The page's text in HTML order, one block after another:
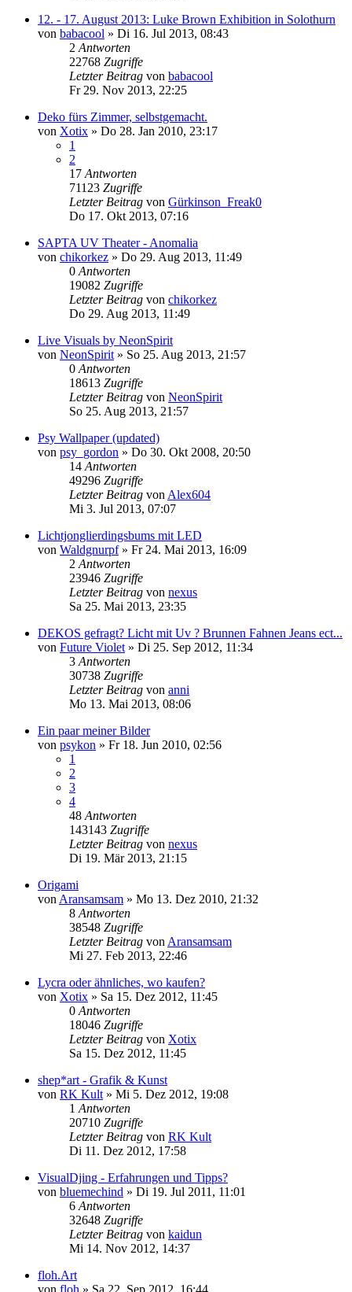
12. - 17. August 2013: Luke Brown Exhibition in Solothurn
von babacool » Di 16. Jul 2013, 08:43
2 Antworten
22768 Zugriffe
Letzter Beitrag von babacool
Fr 29. Nov 2013, 22:25
Deko fürs Zimmer, selbstgemacht.
von Xotix » Do 28. Jan 2010, 23:17
1
2
17 Antworten
71123 Zugriffe
Letzter Beitrag von Gürkinson_Freak0
Do 17. Okt 2013, 07:16
SAPTA UV Theater - Anomalia
von chikorkez » Do 29. Aug 2013, 11:49
0 Antworten
19082 Zugriffe
Letzter Beitrag von chikorkez
Do 29. Aug 2013, 11:49
Live Visuals by NeonSpirit
von NeonSpirit » So 25. Aug 2013, 21:57
0 Antworten
18613 Zugriffe
Letzter Beitrag von NeonSpirit
So 25. Aug 2013, 21:57
Psy Wallpaper (updated)
von psy_gordon » Do 30. Okt 2008, 20:50
14 Antworten
49296 Zugriffe
Letzter Beitrag von Alex604
Mi 3. Jul 2013, 07:07
Lichtjonglierdingsbums mit LED
von Waldgnurpf» Fr 24. Mai 2013, 16:09
2 Antworten
23946 Zugriffe
Letzter Beitrag von nexus
Sa 25. Mai 2013, 23:35
DEKOS gefragt? Licht mit Uv ? Brunnen Fahnen Jeans ect...
von Future Violet » Di 25. Sep 2012, 11:34
3 Antworten
30738 Zugriffe
Letzter Beitrag von anni
Mo 13. Mai 2013, 08:06
Ein paar meiner Bilder
von psykon » Fr 18. Jun 2010, 02:56
1
2
3
4
48 Antworten
143143 Zugriffe
Letzter Beitrag von nexus
Di 19. Mär 2013, 21:15
Origami
von Aransamsam » Mo 13. Dez 2010, 21:32
8 Antworten
38548 Zugriffe
Letzter Beitrag von Aransamsam
Mi 27. Feb 2013, 22:46
Lycra oder ähnliches, wo kaufen?
von Xotix » Sa 15. Dez 2012, 11:45
0 Antworten
18046 Zugriffe
Letzter Beitrag von Xotix
Sa 15. Dez 2012, 11:45
shep*art - Grafik & Kunst
von RK Kult » Mi 5. Dez 2012, 19:08
1 Antworten
20710 Zugriffe
Letzter Beitrag von RK Kult
Di 11. Dez 2012, 17:58
VisualDjing - Erfahrungen und Tipps?
von bluemechind » Di 19. Jul 2011, 11:01
6 Antworten
32648 Zugriffe
Letzter Beitrag von kaidun
Mi 14. Nov 2012, 14:37
floh.Art
von floh » Sa 22. Sep 2012, 16:44